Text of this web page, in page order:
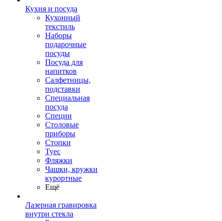
Кухня и посуда
Кухонный
текстиль
Наборы
подарочные
посуды
Посуда для
напитков
Салфетницы,
подставки
Специальная
посуда
Специи
Столовые
приборы
Стопки
Туес
Фляжки
Чашки, кружки
курортные
Ещё
Лазерная гравировка
внутри стекла